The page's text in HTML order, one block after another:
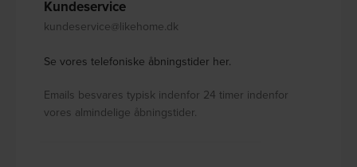
Kundeservice
kundeservice@likehome.dk
Se vores telefoniske åbningstider her.
Emails besvares typisk indenfor 24 timer indenfor
vores almindelige åbningstider.